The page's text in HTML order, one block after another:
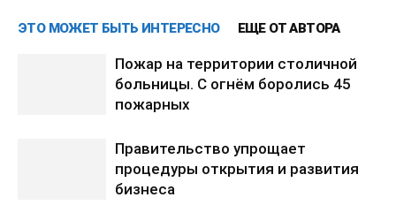
ЭТО МОЖЕТ БЫТЬ ИНТЕРЕСНО ЕЩЕ ОТ АВТОРА
Пожар на территории столичной
больницы. С огнём боролись 45
пожарных
Правительство упрощает
процедуры открытия и развития
бизнеса